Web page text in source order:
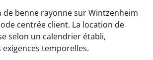
de benne rayonne sur Wintzenheim
centrée client. La location de
selon un calendrier établi,
temporelles.